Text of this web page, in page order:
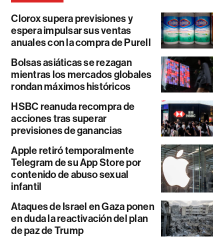
Clorox supera previsiones y
espera impulsar sus ventas
anuales con la compra de Purell
Bolsas asiáticas se rezagan
mientras los mercados globales
rondan máximos históricos
HSBC reanuda recompra de
acciones tras superar
previsiones de ganancias
Apple retiró temporalmente
Telegram de su App Store por
contenido de abuso sexual
infantil
Ataques de Israel en Gaza ponen
en duda la reactivación del plan
de paz de Trump